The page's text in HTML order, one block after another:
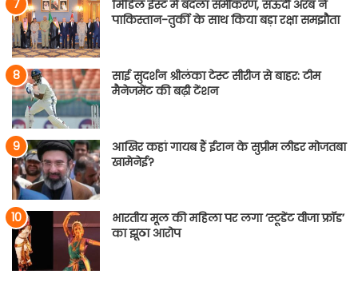
मिडिल ईस्ट में बदला समीकरण, सऊदी अरब ने
पाकिस्तान-तुर्की के साथ किया बड़ा रक्षा समझौता
साई सुदर्शन श्रीलंका टेस्ट सीरीज से बाहर: टीम
मैनेजमेंट की बढ़ी टेंशन
आखिर कहां गायब हैं ईरान के सुप्रीम लीडर मोजतबा
खामेनेई?
भारतीय मूल की महिला पर लगा ‘स्टूडेंट वीजा फ्रॉड’
का झूठा आरोप